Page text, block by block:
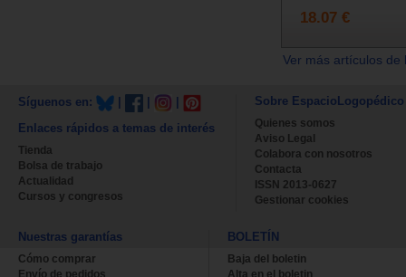
18.07 €
Ver más artículos
Síguenos en:
Enlaces rápidos a temas de interés
Tienda
Bolsa de trabajo
Actualidad
Cursos y congresos
Sobre EspacioLogopédico
Quienes somos
Aviso Legal
Colabora con nosotros
Contacta
ISSN 2013-0627
Gestionar cookies
Nuestras garantías
Cómo comprar
Envío de pedidos
BOLETÍN
Baja del boletin
Alta en el boletin